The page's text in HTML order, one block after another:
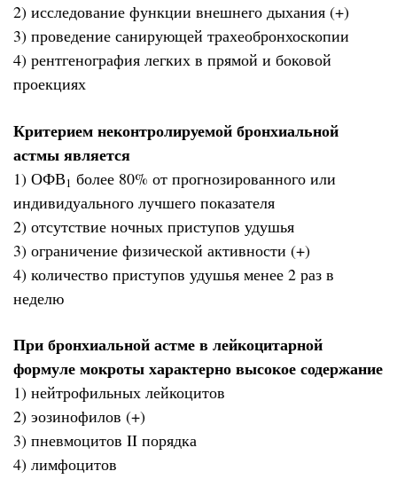
2) исследование функции внешнего дыхания (+)
3) проведение санирующей трахеобронхоскопии
4) рентгенография легких в прямой и боковой
проекциях
Критерием неконтролируемой бронхиальной
астмы является
1) ОФВ1 более 80% от прогнозированного или
индивидуального лучшего показателя
2) отсутствие ночных приступов удушья
3) ограничение физической активности (+)
4) количество приступов удушья менее 2 раз в
неделю
При бронхиальной астме в лейкоцитарной
формуле мокроты характерно высокое содержание
1) нейтрофильных лейкоцитов
2) эозинофилов (+)
3) пневмоцитов II порядка
4) лимфоцитов